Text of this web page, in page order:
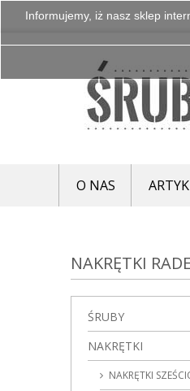
O NAS
NAKRĘTKI
ŚRUBY
NAKRĘTKI
NAKRĘTKI
Informujemy, iż nasz sklep